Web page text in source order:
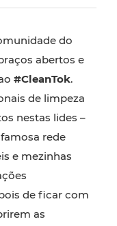
do
abertos e
#CleanTok.
de limpeza
nestas lides –
rede
e mezinhas
de ficar com
as